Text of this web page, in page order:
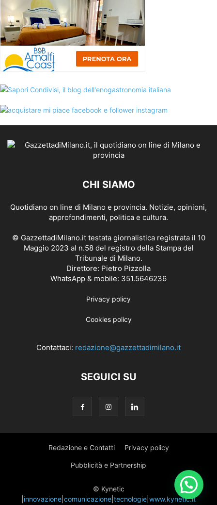
CHI SIAMO
Quotidiano on line di Milano e provincia. Notizie, opinioni,
approfondimenti, politica e cultura.
© GazzettadiMilano.it testata giornalistica registrata il 10
Maggio 2023 al n.58 del registro della Stampa del
Tribunale di Milano.
Direttore: Pietro Pizzolla
WhatsApp & mobile: 351.5646236
Privacy policy
Cookies policy
Contattaci: redazione@gazzettadimilano.it
SEGUICI SU
Redazione e Contatti Privacy policy
Pubblicità e Partnership
© Kynetic
innovazione comunicazione tecnologie www.kynetic.it